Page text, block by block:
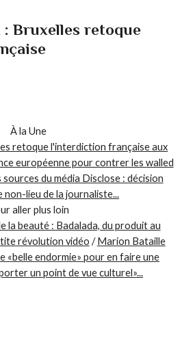
: Bruxelles retoque
À la Une
retoque l'interdiction française aux
européenne pour contrer les walled
sources du média Disclose : décision
non-lieu de la journaliste...
aller plus loin
la beauté : Badalada, du produit au
révolution vidéo /Marion Bataille
«belle endormie» pour en faire une
un point de vue culturel»...